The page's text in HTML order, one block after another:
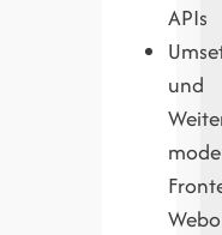
APIs
und